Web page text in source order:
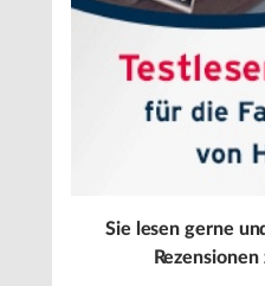
Sie lesen gerne